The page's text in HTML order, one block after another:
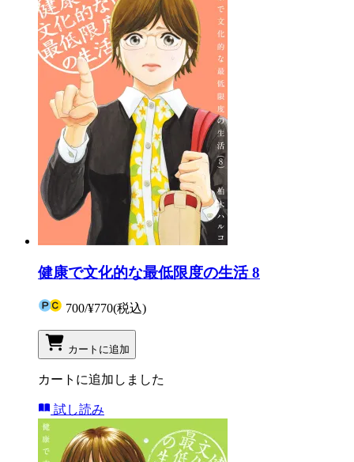
健康で文化的な最低限度の生活 8
700/¥770(税込)
カートに追加
カートに追加しました
試し読み